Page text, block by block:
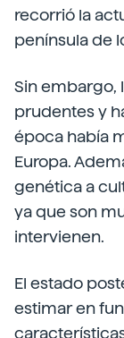
recorrió la
península de
Sin embargo,
prudentes y
época había
Europa.
genética a
ya que son
intervienen.
El estado
estimar en